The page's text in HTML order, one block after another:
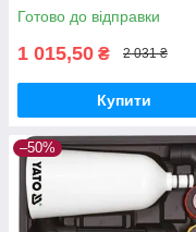
Готово до відправки
1 015,50 ₴ 2 031 ₴
Купити
–50%